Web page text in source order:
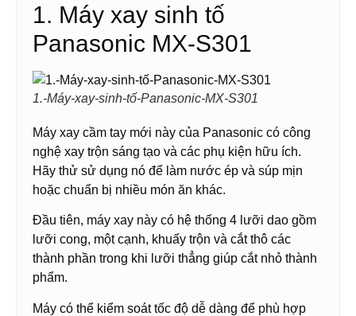
1. Máy xay sinh tố
Panasonic MX-S301
1.-Máy-xay-sinh-tố-Panasonic-MX-S301
Máy xay cầm tay mới này của Panasonic có công
nghệ xay trộn sáng tạo và các phụ kiện hữu ích.
Hãy thử sử dụng nó để làm nước ép và súp mịn
hoặc chuẩn bị nhiều món ăn khác.
Đầu tiên, máy xay này có hệ thống 4 lưỡi dao gồm
lưỡi cong, một cạnh, khuấy trộn và cắt thô các
thành phần trong khi lưỡi thẳng giúp cắt nhỏ thành
phẩm.
Máy có thể kiểm soát tốc độ dễ dàng để phù hợp